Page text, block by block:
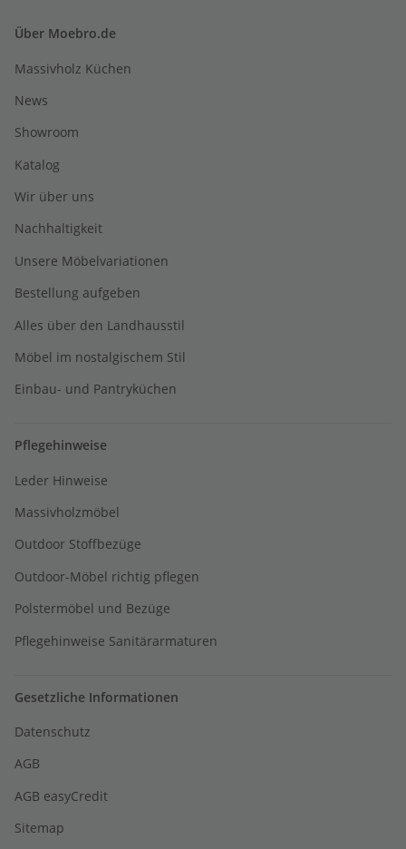
Über Moebro.de
Massivholz Küchen
News
Showroom
Katalog
Wir über uns
Nachhaltigkeit
Unsere Möbelvariationen
Bestellung aufgeben
Alles über den Landhausstil
Möbel im nostalgischem Stil
Einbau- und Pantryküchen
Pflegehinweise
Leder Hinweise
Massivholzmöbel
Outdoor Stoffbezüge
Outdoor-Möbel richtig pflegen
Polstermöbel und Bezüge
Pflegehinweise Sanitärarmaturen
Gesetzliche Informationen
Datenschutz
AGB
AGB easyCredit
Sitemap